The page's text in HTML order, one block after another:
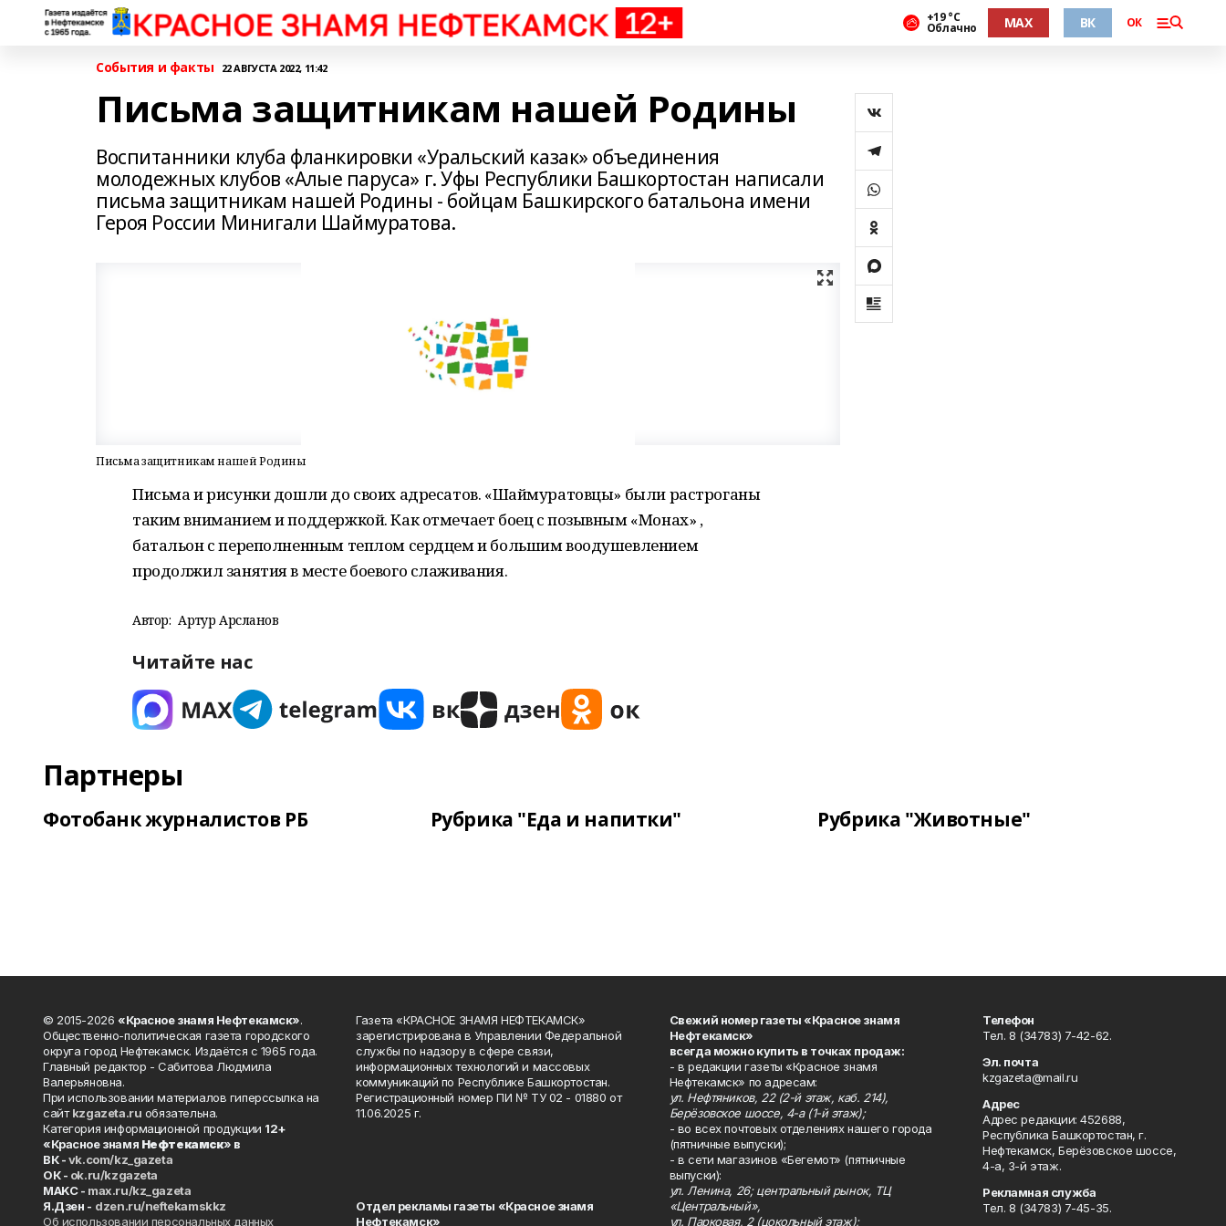
+19 °С
Облачно MAX ВК ОК
События и факты 22 АВГУСТА 2022, 11:42
Письма защитникам нашей Родины
Воспитанники клуба фланкировки «Уральский казак» объединения
молодежных клубов «Алые паруса» г. Уфы Республики Башкортостан написали
письма защитникам нашей Родины - бойцам Башкирского батальона имени
Героя России Минигали Шаймуратова.
Письма защитникам нашей Родины
Письма и рисунки дошли до своих адресатов. «Шаймуратовцы» были растроганы
таким вниманием и поддержкой. Как отмечает боец с позывным «Монах» ,
батальон с переполненным теплом сердцем и большим воодушевлением
продолжил занятия в месте боевого слаживания.
Автор: Артур Арсланов
Читайте нас
Партнеры
Фотобанк журналистов РБ Рубрика "Еда и напитки" Рубрика "Животные"
© 2015-2026 «Красное знамя Нефтекамск».
Общественно-политическая газета городского
округа город Нефтекамск. Издаётся с 1965 года.
Главный редактор - Сабитова Людмила
Валерьяновна.
При использовании материалов гиперссылка на
сайтkzgazeta.ru обязательна.
Категория информационной продукции 12+
«Красное знамя Нефтекамск» в
ВК -vk.com/kz_gazeta
ОК - ok.ru/kzgazeta
MAKC - max.ru/kz_gazeta
Я.Дзен - dzen.ru/neftekamskkz
Об использовании персональных данных
Газета «КРАСНОЕ ЗНАМЯ НЕФТЕКАМСК»
зарегистрирована в Управлении Федеральной
службы по надзору в сфере связи,
информационных технологий и массовых
коммуникаций по Республике Башкортостан.
Регистрационный номер ПИ № ТУ 02 - 01880 от
11.06.2025 г.
Отдел рекламы газеты «Красное знамя
Нефтекамск»
Свежий номер газеты «Красное знамя
Нефтекамск»
всегда можно купить в точках продаж:
- в редакции газеты «Красное знамя
Нефтекамск» по адресам:
ул. Нефтяников, 22 (2-й этаж, каб. 214),
Берёзовское шоссе, 4-а (1-й этаж);
- во всех почтовых отделениях нашего города
(пятничные выпуски);
- в сети магазинов «Бегемот» (пятничные
выпуски):
ул. Ленина, 26; центральный рынок, ТЦ
«Центральный»,
ул. Парковая, 2 (цокольный этаж);
Телефон
Тел. 8 (34783) 7-42-62.
Эл. почта
kzgazeta@mail.ru
Адрес
Адрес редакции: 452688,
Республика Башкортостан, г.
Нефтекамск, Берёзовское шоссе,
4-а, 3-й этаж.
Рекламная служба
Тел. 8 (34783) 7-45-35.